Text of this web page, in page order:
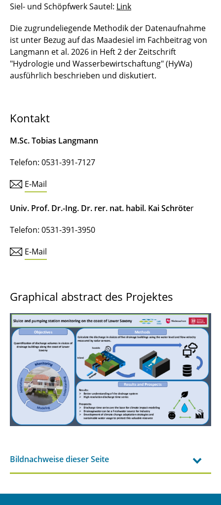
Siel- und Schöpfwerk Sautel: Link
Die zugrundeliegende Methodik der Datenaufnahme
ist unter Bezug auf das Maadesiel im Fachbeitrag von
Langmann et al. 2026 in Heft 2 der Zeitschrift
"Hydrologie und Wasserbewirtschaftung" (HyWa)
ausführlich beschrieben und diskutiert.
Kontakt
M.Sc. Tobias Langmann
Telefon: 0531-391-7127
E-Mail
Univ. Prof. Dr.-Ing. Dr. rer. nat. habil. Kai Schröter
Telefon: 0531-391-3950
E-Mail
Graphical abstract des Projektes
Bildnachweise dieser Seite